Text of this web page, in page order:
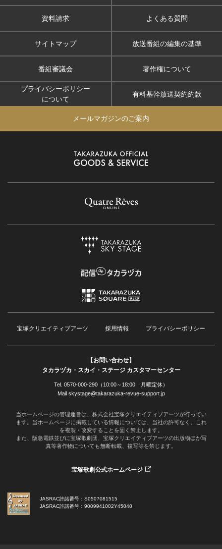
資料請求 よくある質問
サイトマップ 放送番組の編集の基準
番組審議会 著作権について
プライバシーポリシー
について
有料基幹放送契約約款
メールマガジンのご案内
宝塚クリエイティブアーツ 採用情報 プライバシーポリシー
【お問い合わせ】
タカラヅカ・スカイ・ステージ カスタマーセンター
Tel. 0570-000-290（10:00～18:00 月曜定休）
Mail skystage@takarazuka-revue-support.jp
当ホームページの管理運営は、株式会社宝塚クリエイティブアーツが行ってい
ます。当ホームページに掲載している情報については、当社の許可なく、これ
を複製・改変することを固く禁止します。
また、阪急電鉄並びに宝塚歌劇団、宝塚クリエイティブアーツの出版物ほか写
真等著作物についても無断転載、複写等を禁じます。
宝塚歌劇公式ホームページ
JASRAC許諾番号：S0507081515
JASRAC許諾番号：9009941002Y45040